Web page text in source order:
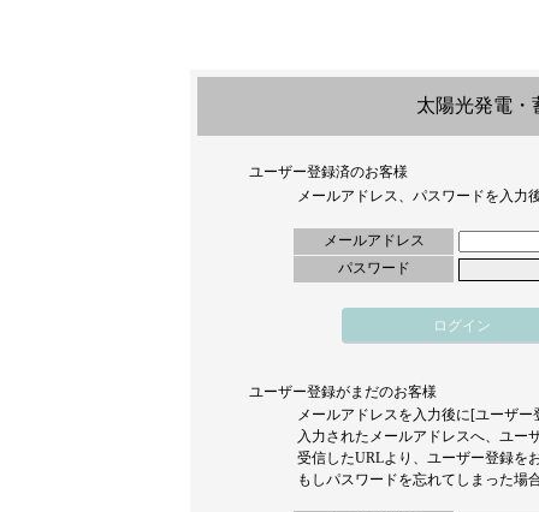
太陽光発電
ユーザー登録済のお客様
メールアドレス、パスワードを入力
メールアドレス
パスワード
ログイン
ユーザー登録がまだのお客様
メールアドレスを入力後に[ユーザ
入力されたメールアドレスへ、ユー
受信したURLより、ユーザー登録を
もしパスワードを忘れてしまった場